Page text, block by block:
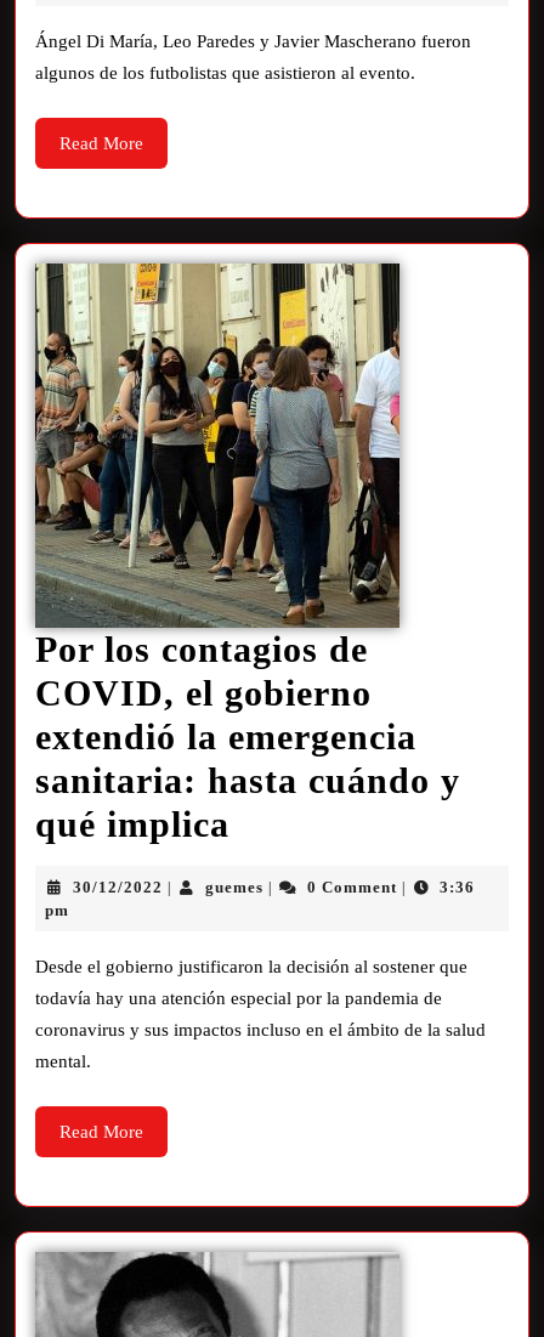
Ángel Di María, Leo Paredes y Javier Mascherano fueron
algunos de los futbolistas que asistieron al evento.
Read More
Por los contagios de
COVID, el gobierno
extendió la emergencia
sanitaria: hasta cuándo y
qué implica
30/12/2022 guemes 0 Comment
3:36
pm
Desde el gobierno justificaron la decisión al sostener que
todavía hay una atención especial por la pandemia de
coronavirus y sus impactos incluso en el ámbito de la salud
mental.
Read More